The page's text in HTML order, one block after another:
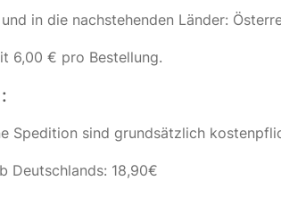
in die nachstehenden Länder:
6,00 € pro Bestellung.
Spedition sind grundsätzlich
Deutschlands: 18,90€